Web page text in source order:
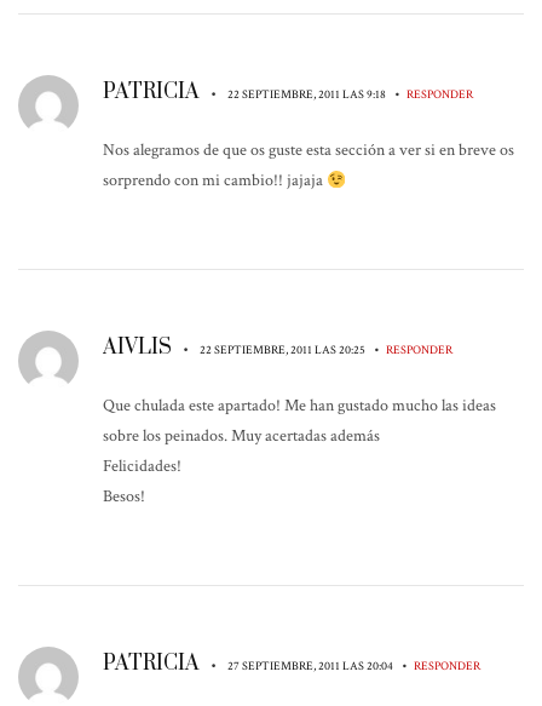
PATRICIA • 22 SEPTIEMBRE, 2011 LAS 9:18 • RESPONDER
Nos alegramos de que os guste esta sección a ver si en breve os
sorprendo con mi cambio!! jajaja
AIVLIS • 22 SEPTIEMBRE, 2011 LAS 20:25 • RESPONDER
Que chulada este apartado! Me han gustado mucho las ideas
sobre los peinados. Muy acertadas además
Felicidades!
Besos!
PATRICIA • 27 SEPTIEMBRE, 2011 LAS 20:04 • RESPONDER